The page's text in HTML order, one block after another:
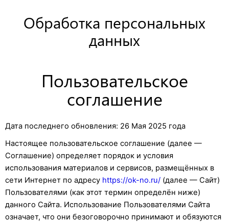
Обработка персональных
данных
Пользовательское
соглашение
Дата последнего обновления: 26 Мая 2025 года
Настоящее пользовательское соглашение (далее —
Соглашение) определяет порядок и условия
использования материалов и сервисов, размещённых в
сети Интернет по адресу https://ok-no.ru/ (далее — Сайт)
Пользователями (как этот термин определён ниже)
данного Сайта. Использование Пользователями Сайта
означает, что они безоговорочно принимают и обязуются